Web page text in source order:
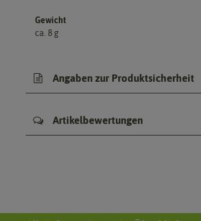
Gewicht
ca. 8 g
Angaben zur Produktsicherheit
Artikelbewertungen